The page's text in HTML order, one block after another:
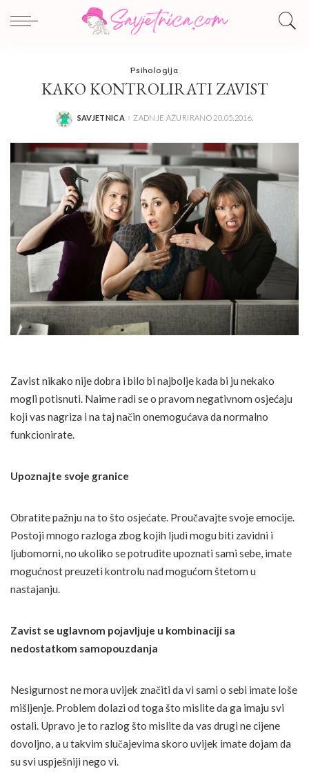
Psihologija
KAKO KONTROLIRATI ZAVIST
POSTED
SAVJETNICA ZADNJE AŽURIRANO 20.05.2016.
Zavist nikako nije dobra i bilo bi najbolje kada bi ju nekako
mogli potisnuti. Naime radi se o pravom negativnom osjećaju
koji vas nagriza i na taj način onemogućava da normalno
funkcionirate.
Upoznajte svoje granice
Obratite pažnju na to što osjećate. Proučavajte svoje emocije.
Postoji mnogo razloga zbog kojih ljudi mogu biti zavidni i
ljubomorni, no ukoliko se potrudite upoznati sami sebe, imate
mogućnost preuzeti kontrolu nad mogućom štetom u
nastajanju.
Zavist se uglavnom pojavljuje u kombinaciji sa
nedostatkom samopouzdanja
Nesigurnost ne mora uvijek značiti da vi sami o sebi imate loše
mišljenje. Problem dolazi od toga što mislite da ga imaju svi
ostali. Upravo je to razlog što mislite da vas drugi ne cijene
dovoljno, a u takvim slučajevima skoro uvijek imate dojam da
su svi uspješniji nego vi.